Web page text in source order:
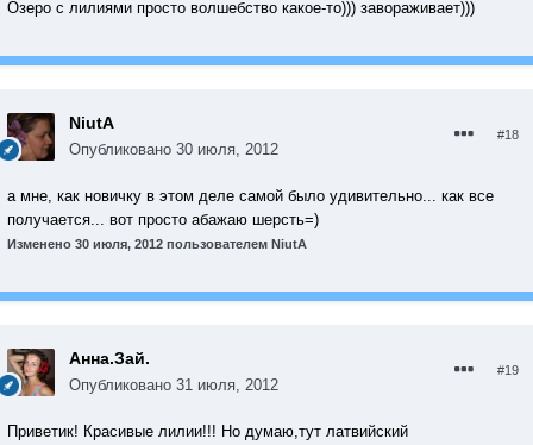
Озеро с лилиями просто волшебство какое-то))) завораживает)))
NiutA
Опубликовано 30 июля, 2012
#18
а мне, как новичку в этом деле самой было удивительно... как все
получается... вот просто абажаю шерсть=)
Изменено 30 июля, 2012 пользователем NiutA
Анна.Зай.
Опубликовано 31 июля, 2012
#19
Приветик! Красивые лилии!!! Но думаю,тут латвийский